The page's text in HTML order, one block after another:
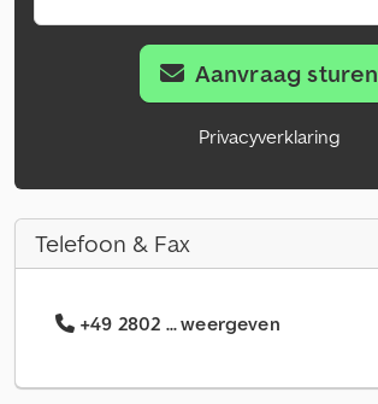
Aanvraag sturen
Privacyverklaring
Telefoon & Fax
+49 2802 ... weergeven